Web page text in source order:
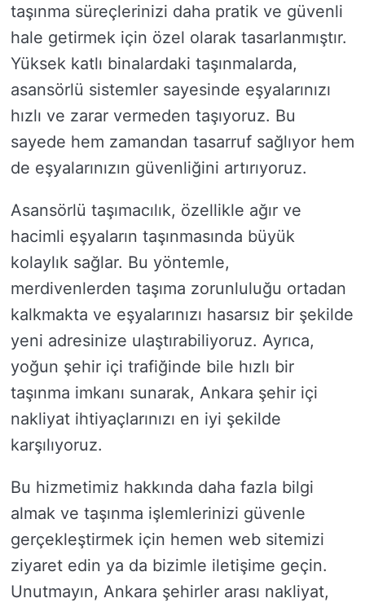
taşınma süreçlerinizi daha pratik ve güvenli
hale getirmek için özel olarak tasarlanmıştır.
Yüksek katlı binalardaki taşınmalarda,
asansörlü sistemler sayesinde eşyalarınızı
hızlı ve zarar vermeden taşıyoruz. Bu
sayede hem zamandan tasarruf sağlıyor hem
de eşyalarınızın güvenliğini artırıyoruz.
Asansörlü taşımacılık, özellikle ağır ve
hacimli eşyaların taşınmasında büyük
kolaylık sağlar. Bu yöntemle,
merdivenlerden taşıma zorunluluğu ortadan
kalkmakta ve eşyalarınızı hasarsız bir şekilde
yeni adresinize ulaştırabiliyoruz. Ayrıca,
yoğun şehir içi trafiğinde bile hızlı bir
taşınma imkanı sunarak, Ankara şehir içi
nakliyat ihtiyaçlarınızı en iyi şekilde
karşılıyoruz.
Bu hizmetimiz hakkında daha fazla bilgi
almak ve taşınma işlemlerinizi güvenle
gerçekleştirmek için hemen web sitemizi
ziyaret edin ya da bizimle iletişime geçin.
Unutmayın, Ankara şehirler arası nakliyat,